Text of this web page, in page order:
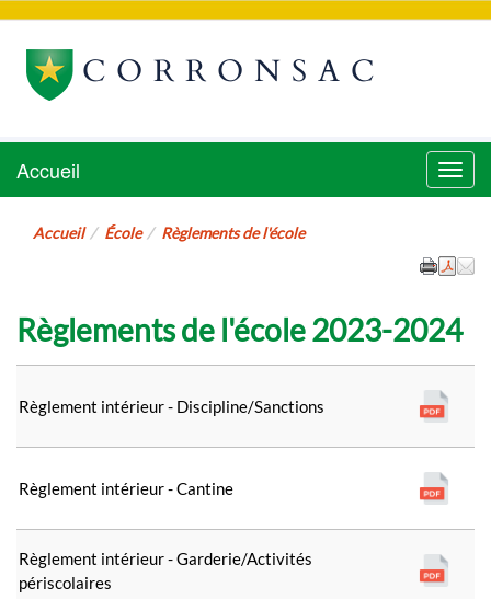
CORRONSAC
Menu
Accueil
Accueil École Règlements de l'école
Règlements de l'école 2023-2024
Règlement intérieur - Discipline/Sanctions
Règlement intérieur - Cantine
Règlement intérieur - Garderie/Activités
périscolaires